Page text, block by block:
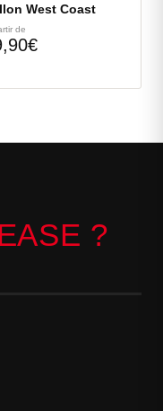
LE PRODUIT →
West Coast
de
?